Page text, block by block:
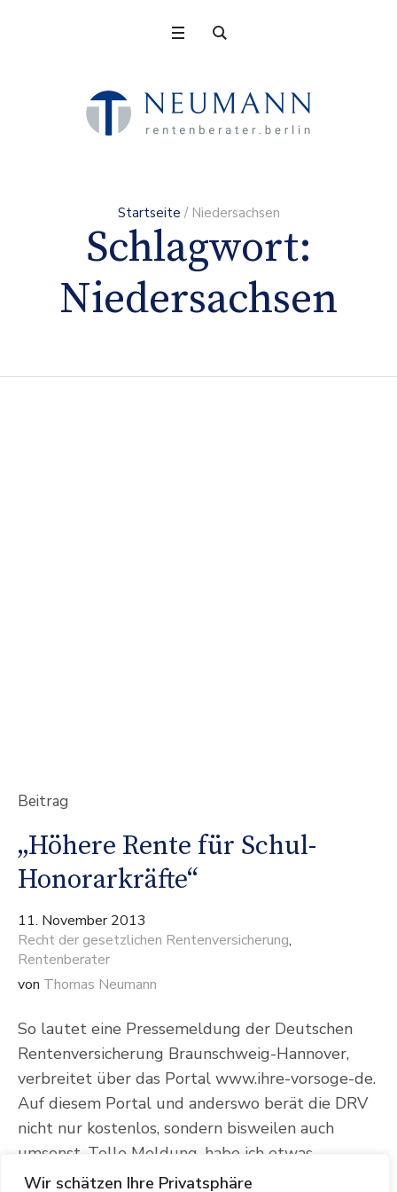
Wir schätzen Ihre Privatsphäre
Startseite / Niedersachsen
Schlagwort:
Niedersachsen
Beitrag
„Höhere Rente für Schul-
Honorarkräfte“
11. November 2013
Recht der gesetzlichen Rentenversicherung,
Rentenberater
von Thomas Neumann
So lautet eine Pressemeldung der Deutschen
Rentenversicherung Braunschweig-Hannover,
verbreitet über das Portal www.ihre-vorsoge-de.
Auf diesem Portal und anderswo berät die DRV
nicht nur kostenlos, sondern bisweilen auch
umsonst. Tolle Meldung, habe ich etwas
verpasst? dachte ich mir und klickte sofort auf